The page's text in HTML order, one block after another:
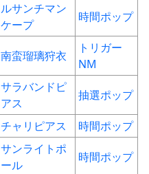
ルサンチマン
ケープ
時間ポップ
南蛮瑠璃狩衣
トリガー
NM
サラバンドピ
アス
抽選ポップ
チャリピアス 時間ポップ
サンライトポ
ール
時間ポップ